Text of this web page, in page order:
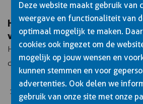
Hoe koppel je een aanhanger
voor stap uitgelegd
Het veilig aankoppelen van een
duidelijke stappen:
Controleer eerst of de aanhanger
Deze website maakt gebruik van
weergave en functionaliteit van
optimaal mogelijk te maken.
cookies ook ingezet om de
mogelijk op jouw wensen en
kunnen stemmen en voor
advertenties. Ook delen we
gebruik van onze site met onze